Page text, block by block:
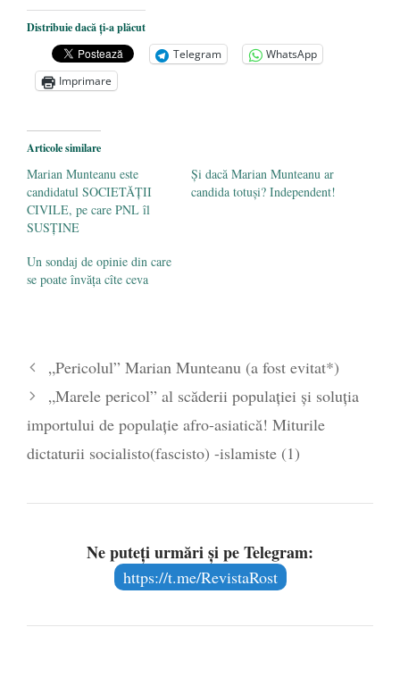
Despre rock şi propagandă sau Nu tot ce
zboară se mănâncă - 19 iunie 2020
„Arest” – încercare de cronică - 29
octombrie 2019
istorie şi ministere ale adevărului
august 2018
Distribuie dacă ți-a plăcut
Telegram
WhatsApp
Imprimare
Articole similare
Marian Munteanu este
candidatul SOCIETĂŢII
CIVILE, pe care PNL îl
SUSŢINE
Și dacă Marian Munteanu ar
candida totuși? Independent!
Un sondaj de opinie din care
se poate învăța cîte ceva
„Pericolul” Marian Munteanu (a fost evitat*)
„Marele pericol” al scăderii populaţiei şi soluţia
importului de populaţie afro-asiatică! Miturile
dictaturii socialisto(fascisto) -islamiste (1)
Ne puteți urmări și pe Telegram:
https://t.me/RevistaRost